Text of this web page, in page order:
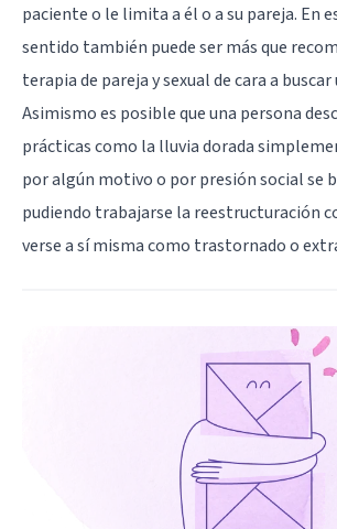
paciente o le limita a él o a su pareja. En
sentido también puede ser más que
terapia de pareja y sexual de cara a
Asimismo es posible que una persona
prácticas como la lluvia dorada
por algún motivo o por presión social se
pudiendo trabajarse la reestructuración
verse a sí misma como trastornado o